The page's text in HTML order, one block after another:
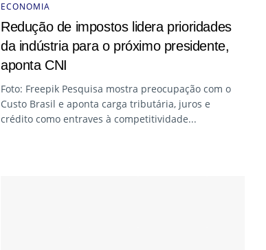
ECONOMIA
Redução de impostos lidera prioridades
da indústria para o próximo presidente,
aponta CNI
Foto: Freepik Pesquisa mostra preocupação com o
Custo Brasil e aponta carga tributária, juros e
crédito como entraves à competitividade...